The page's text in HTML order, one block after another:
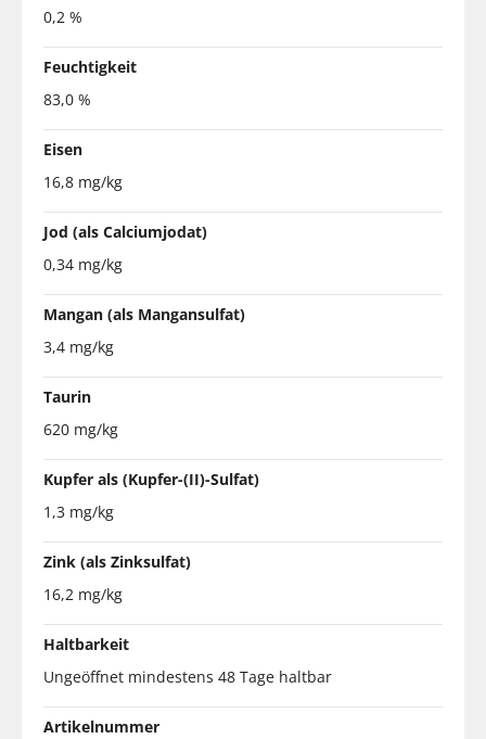
0,2 %
Feuchtigkeit
83,0 %
Eisen
16,8 mg/kg
Jod (als Calciumjodat)
0,34 mg/kg
Mangan (als Mangansulfat)
3,4 mg/kg
Taurin
620 mg/kg
Kupfer als (Kupfer-(II)-Sulfat)
1,3 mg/kg
Zink (als Zinksulfat)
16,2 mg/kg
Haltbarkeit
Ungeöffnet mindestens 48 Tage haltbar
Artikelnummer